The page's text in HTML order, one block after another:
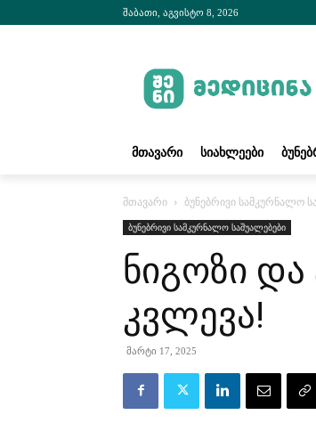
შაბათი, აგვისტო 8, 2026
ᲛᲗᲐᲕᲐᲠᲘ ᲡᲘᲐᲮᲚᲔᲔᲑᲘ
მთავარი ბუნებრივი სამკურნალო
ბუნებრივი სამკურნალო საშუალებები
ნიგოზი და
კვლევა!
მარტი 17, 2025